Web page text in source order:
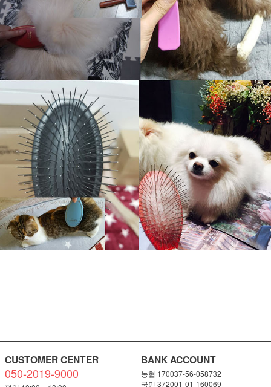
CUSTOMER CENTER
050-2019-9000
BANK ACCOUNT
농협 170037-56-058732
국민 372001-01-160069